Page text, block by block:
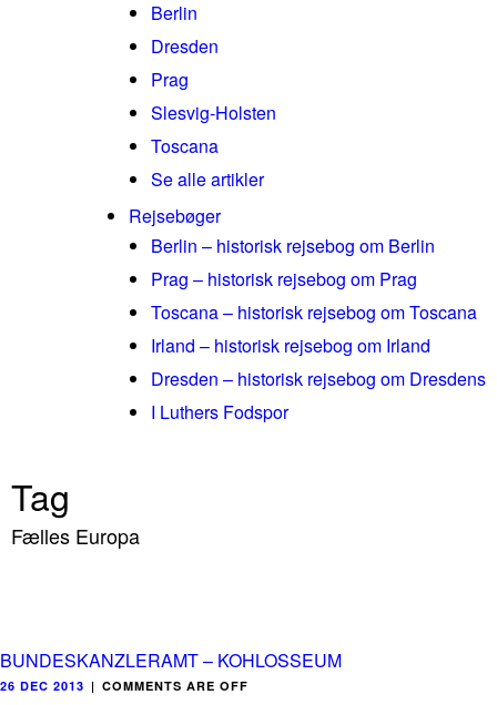
Berlin
Dresden
Prag
Slesvig-Holsten
Toscana
Se alle artikler
Rejsebøger
Berlin – historisk rejsebog om Berlin
Prag – historisk rejsebog om Prag
Toscana – historisk rejsebog om Toscana
Irland – historisk rejsebog om Irland
Dresden – historisk rejsebog om Dresdens
I Luthers Fodspor
Tag
Fælles Europa
BUNDESKANZLERAMT – KOHLOSSEUM
26 DEC 2013 | COMMENTS ARE OFF